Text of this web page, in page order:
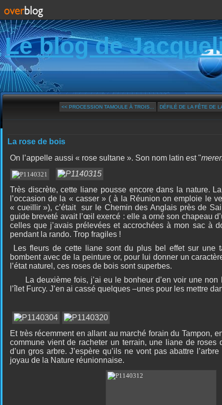
Le blog de
<< PROCESSION TAMOULE À TROIS... DÉFILÉ DE LA FÊTE DE
La rose de bois
On l’appelle aussi « rose sultane ». Son nom latin est "
Très discrète, cette liane pousse encore dans la nature.
l’occasion de la « casser » ( à la Réunion on emploie le
« cueillir »), c’était
sur le Chemin des Anglais près de
guide breveté avait l’œil exercé : elle a orné son chapeau
celles que j’avais prélevées et accrochées à mon sac à
pendant la rando. Trop fragiles !
Les fleurs de cette liane sont du plus bel effet sur une
bombent avec de la peinture or, pour lui donner un
l’état naturel, ces roses de bois sont superbes.
La deuxième fois, j’ai eu le bonheur d’en voir une non
l’îlet Furcy. J’en ai cassé quelques –unes pour les mettre
Et très récemment en allant au marché forain du Tampon,
commune vient de racheter un terrain, une liane de roses
d’un gros arbre. J’espère qu’ils ne vont pas abattre
joyau de la Nature réunionnaise.